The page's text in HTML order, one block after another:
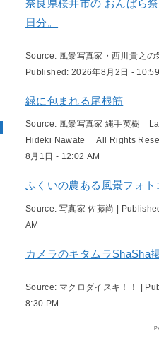
奈良県桜井市の おんぱら
日分。
Source: 風景写真家・西川貴之の
Published: 2026年8月2日 -
緑に包まれる尾根筋
Source: 風景写真家 縄手英樹
Hideki Nawate All Rights
8月1日 - 12:02 AM
ふくいの農ある風景フォ
Source: 写真家 佐藤尚 |
AM
カメラのキタムラShaSha
Source: マクロダイスキ！！ |
8:30 PM